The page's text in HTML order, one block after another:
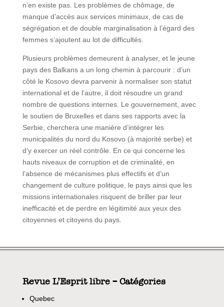
n’en existe pas. Les problèmes de chômage, de
manque d’accès aux services minimaux, de cas de
ségrégation et de double marginalisation à l’égard des
femmes s’ajoutent au lot de difficultés.
Plusieurs problèmes demeurent à analyser, et le jeune
pays des Balkans a un long chemin à parcourir : d’un
côté le Kosovo devra parvenir à normaliser son statut
international et de l’autre, il doit résoudre un grand
nombre de questions internes. Le gouvernement, avec
le soutien de Bruxelles et dans ses rapports avec la
Serbie, cherchera une manière d’intégrer les
municipalités du nord du Kosovo (à majorité serbe) et
d’y exercer un réel contrôle. En ce qui concerne les
hauts niveaux de corruption et de criminalité, en
l’absence de mécanismes plus effectifs et d’un
changement de culture politique, le pays ainsi que les
missions internationales risquent de briller par leur
inefficacité et de perdre en légitimité aux yeux des
citoyennes et citoyens du pays.
Revue L’Esprit libre – Catégories
Quebec